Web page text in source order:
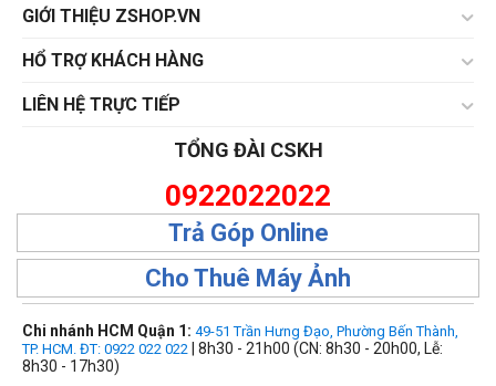
GIỚI THIỆU ZSHOP.VN
HỔ TRỢ KHÁCH HÀNG
LIÊN HỆ TRỰC TIẾP
TỔNG ĐÀI CSKH
0922022022
Trả Góp Online
Cho Thuê Máy Ảnh
Chi nhánh HCM Quận 1: 49-51 Trần Hưng Đạo, Phường Bến Thành,
TP. HCM. ĐT: 0922 022 022 | 8h30 - 21h00 (CN: 8h30 - 20h00, Lễ:
8h30 - 17h30)